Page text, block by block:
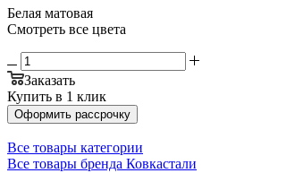
Белая матовая
Смотреть все цвета
Заказать
Купить в 1 клик
Оформить рассрочку
Все товары категории
Все товары бренда Ковкастали